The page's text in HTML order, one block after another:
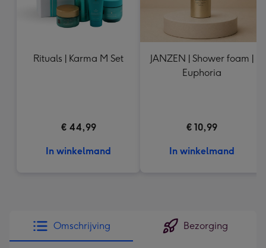
Rituals | Karma M Set
€ 44,99
In winkelmand
JANZEN | Shower foam |
Euphoria
€ 10,99
In winkelmand
Omschrijving Bezorging